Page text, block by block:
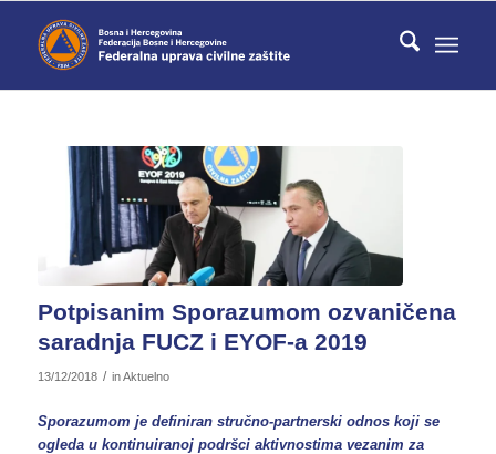
Potpisanim Sporazumom ozvaničena
saradnja FUCZ i EYOF-a 2019
13/12/2018 / inAktuelno
Sporazumom je definiran stručno-partnerski odnos koji se
ogleda u kontinuiranoj podršci aktivnostima vezanim za